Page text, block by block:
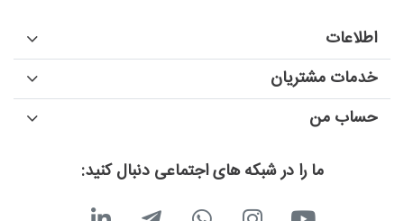
ما را در شبکه های اجتماعی دنبال کنید:
اطلاعات
خدمات مشتریان
حساب من